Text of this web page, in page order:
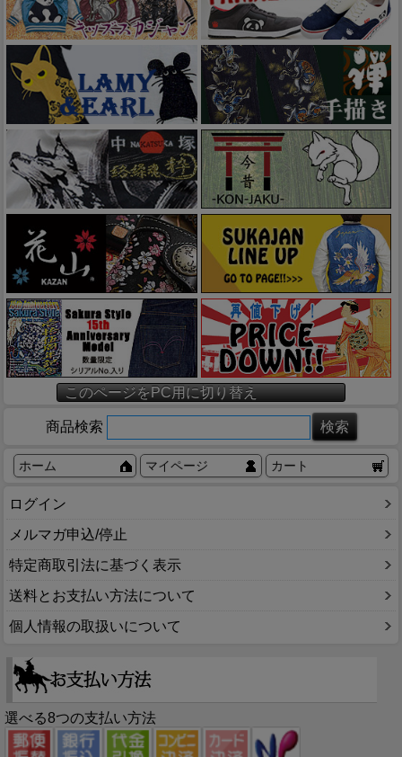
このページをPC用に切り替え
商品検索
ホーム マイページ カート
ログイン
メルマガ申込/停止
特定商取引法に基づく表示
送料とお支払い方法について
個人情報の取扱いについて
選べる8つの支払い方法